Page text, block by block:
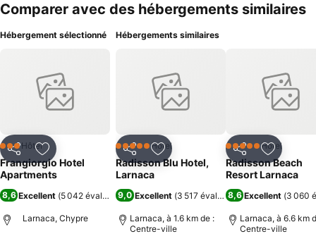
Comparer avec des hébergements similaires
Hébergement sélectionné
PartagerAjouter à mes favoris
3 ÉtoilesHôtel
Frangiorgio Hotel
Apartments
8,6 Excellent (5 042 évaluations)
Larnaca, Chypre
Hébergements similaires
PartagerAjouter à mes favoris
5 Étoiles Hôtel
Radisson Blu Hotel,
Larnaca
9,0 Excellent (3 517 évaluations)
Larnaca, à 1.6 km de :
Centre-ville
PartagerAjouter
5 Étoiles Hôtel
Radisson Beach
Resort Larnaca
8,6 Excellent (3 060
Larnaca, à 6.6 km
Centre-ville